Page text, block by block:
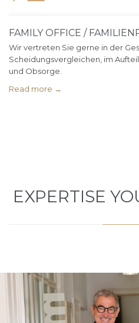
FAMILY OFFICE /
Wir vertreten Sie gerne in der
Scheidungsvergleichen, im
und Obsorge.
Read more →
EXPERTISE